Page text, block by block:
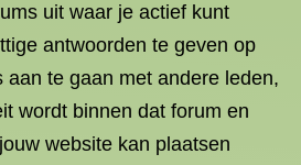
uit waar je actief kunt
antwoorden te geven op
aan te gaan met andere leden,
wordt binnen dat forum en
website kan plaatsen